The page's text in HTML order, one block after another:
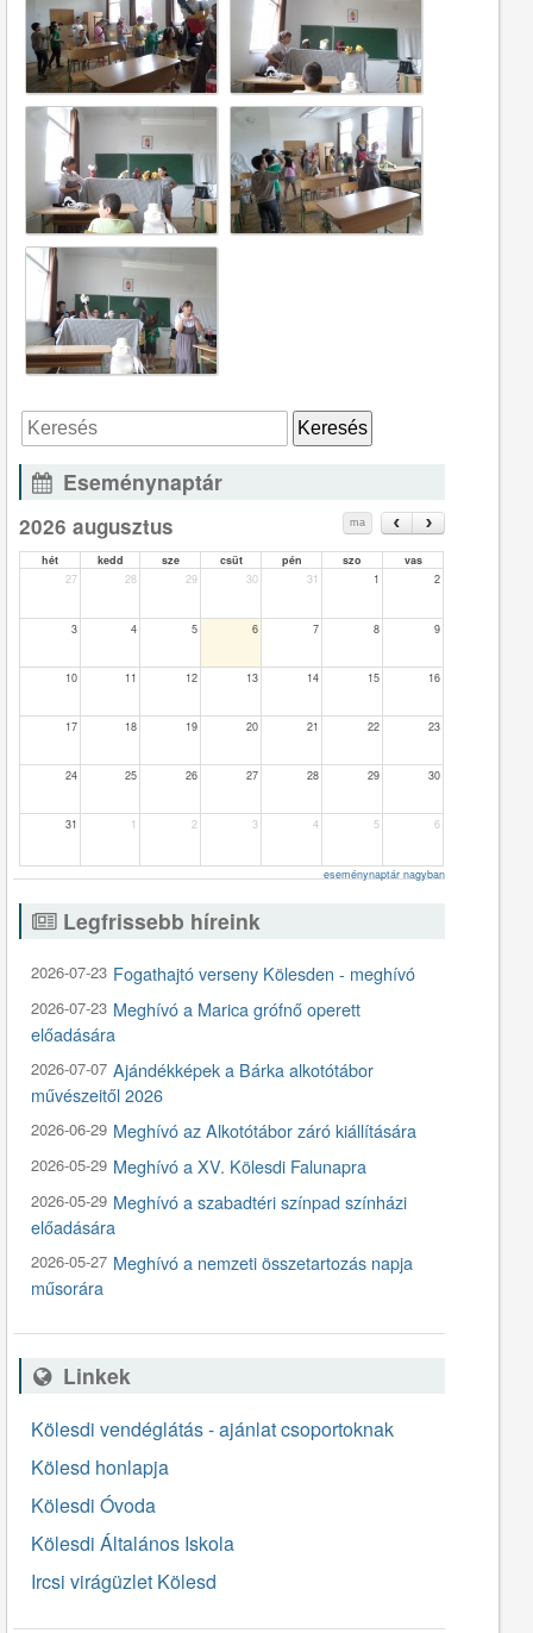
Eseménynaptár
2026 augusztus ma
hét kedd sze csüt pén szo
vas
27
28 29 30 31 1 2
3 4 5 6 7 8 9
10 11 12 13 14 15 16
17 18 19 20 21 22 23
24 25 26 27 28 29 30
31 1 2 3 4 5 6
eseménynaptár nagyban
Legfrissebb híreink
2026-07-23 Fogathajtó verseny Kölesden - meghívó
2026-07-23 Meghívó a Marica grófnő operett
előadására
2026-07-07 Ajándékképek a Bárka alkotótábor
művészeitől 2026
2026-06-29 Meghívó az Alkotótábor záró kiállítására
2026-05-29 Meghívó a XV. Kölesdi Falunapra
2026-05-29 Meghívó a szabadtéri színpad színházi
előadására
2026-05-27 Meghívó a nemzeti összetartozás napja
műsorára
Linkek
Kölesdi vendéglátás - ajánlat csoportoknak
Kölesd honlapja
Kölesdi Óvoda
Kölesdi Általános Iskola
Ircsi virágüzlet Kölesd